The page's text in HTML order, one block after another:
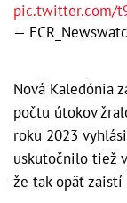
pic.twitter.com/
—
Nová Kaledónia
počtu útokov
roku 2023
uskutočnilo tiež
že tak opäť